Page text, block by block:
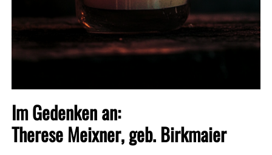
Im Gedenken an:
Therese Meixner, geb. Birkmaier